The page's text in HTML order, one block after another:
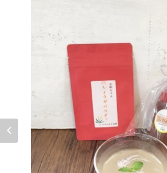
ずき農園 農薬化学肥料
不使用 | 農園マルシェや
ンラインショップ